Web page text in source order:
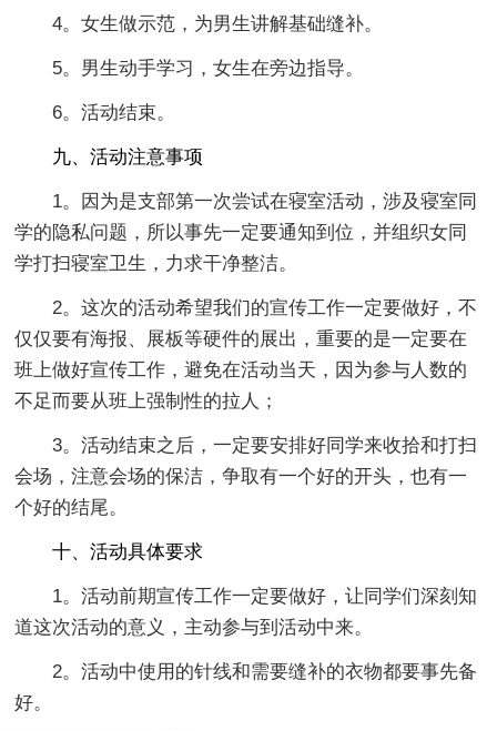
4。女生做示范，为男生讲解基础缝补。
5。男生动手学习，女生在旁边指导。
6。活动结束。
九、活动注意事项
1。因为是支部第一次尝试在寝室活动，涉及寝室同
学的隐私问题，所以事先一定要通知到位，并组织女同
学打扫寝室卫生，力求干净整洁。
2。这次的活动希望我们的宣传工作一定要做好，不
仅仅要有海报、展板等硬件的展出，重要的是一定要在
班上做好宣传工作，避免在活动当天，因为参与人数的
不足而要从班上强制性的拉人；
3。活动结束之后，一定要安排好同学来收拾和打扫
会场，注意会场的保洁，争取有一个好的开头，也有一
个好的结尾。
十、活动具体要求
1。活动前期宣传工作一定要做好，让同学们深刻知
道这次活动的意义，主动参与到活动中来。
2。活动中使用的针线和需要缝补的衣物都要事先备
好。